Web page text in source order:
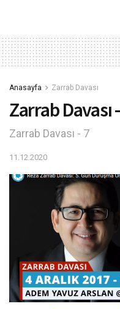
Anasayfa Zarrab Davası
Zarrab Davası
Zarrab Davası - 7
11.12.2020